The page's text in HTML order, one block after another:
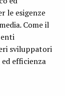
le esigenze
Come il
sviluppatori
efficienza